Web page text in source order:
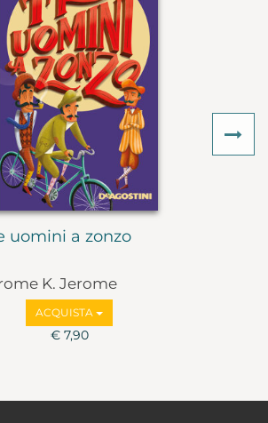
uomini a zonzo
K. Jerome
ACQUISTA
€ 7,90